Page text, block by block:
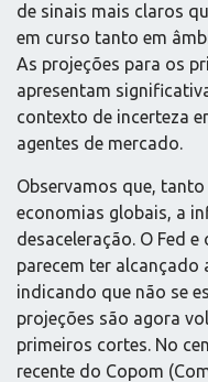
de sinais mais claros
em curso tanto em
As projeções para os
apresentam
contexto de incerteza
agentes de mercado.
Observamos que,
economias globais, a
desaceleração. O Fed e
parecem ter alcançado
indicando que não se
projeções são agora
primeiros cortes. No
recente do Copom